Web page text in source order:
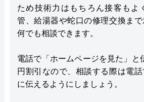
ため技術力はもちろん接客もよ
管、給湯器や蛇口の修理交換ま
何でも相談できます。
電話で「ホームページを見た」と
円割引なので、相談する際は電
に伝えるようにしましょう。